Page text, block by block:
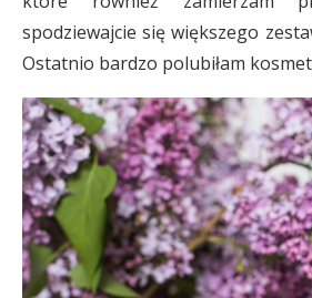
spodziewajcie się większego
Ostatnio bardzo polubiłam